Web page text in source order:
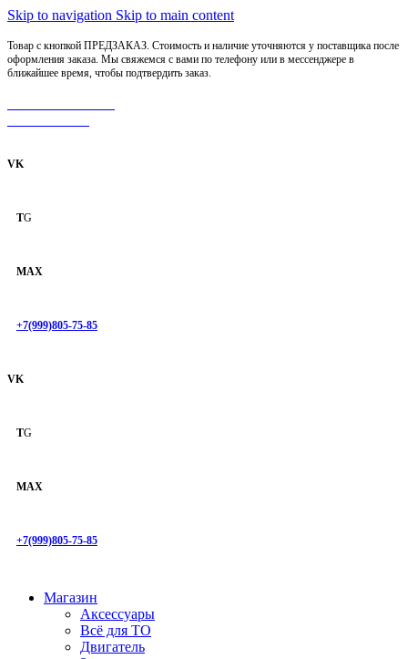
Skip to navigation Skip to main content
Товар с кнопкой ПРЕДЗАКАЗ. Стоимость и наличие уточняются у поставщика после
оформления заказа. Мы свяжемся с вами по телефону или в мессенджере в
ближайшее время, чтобы подтвердить заказ.
VK
TG
MAX
+7(999)805-75-85
VK
TG
MAX
+7(999)805-75-85
Магазин
Аксессуары
Всё для ТО
Двигатель